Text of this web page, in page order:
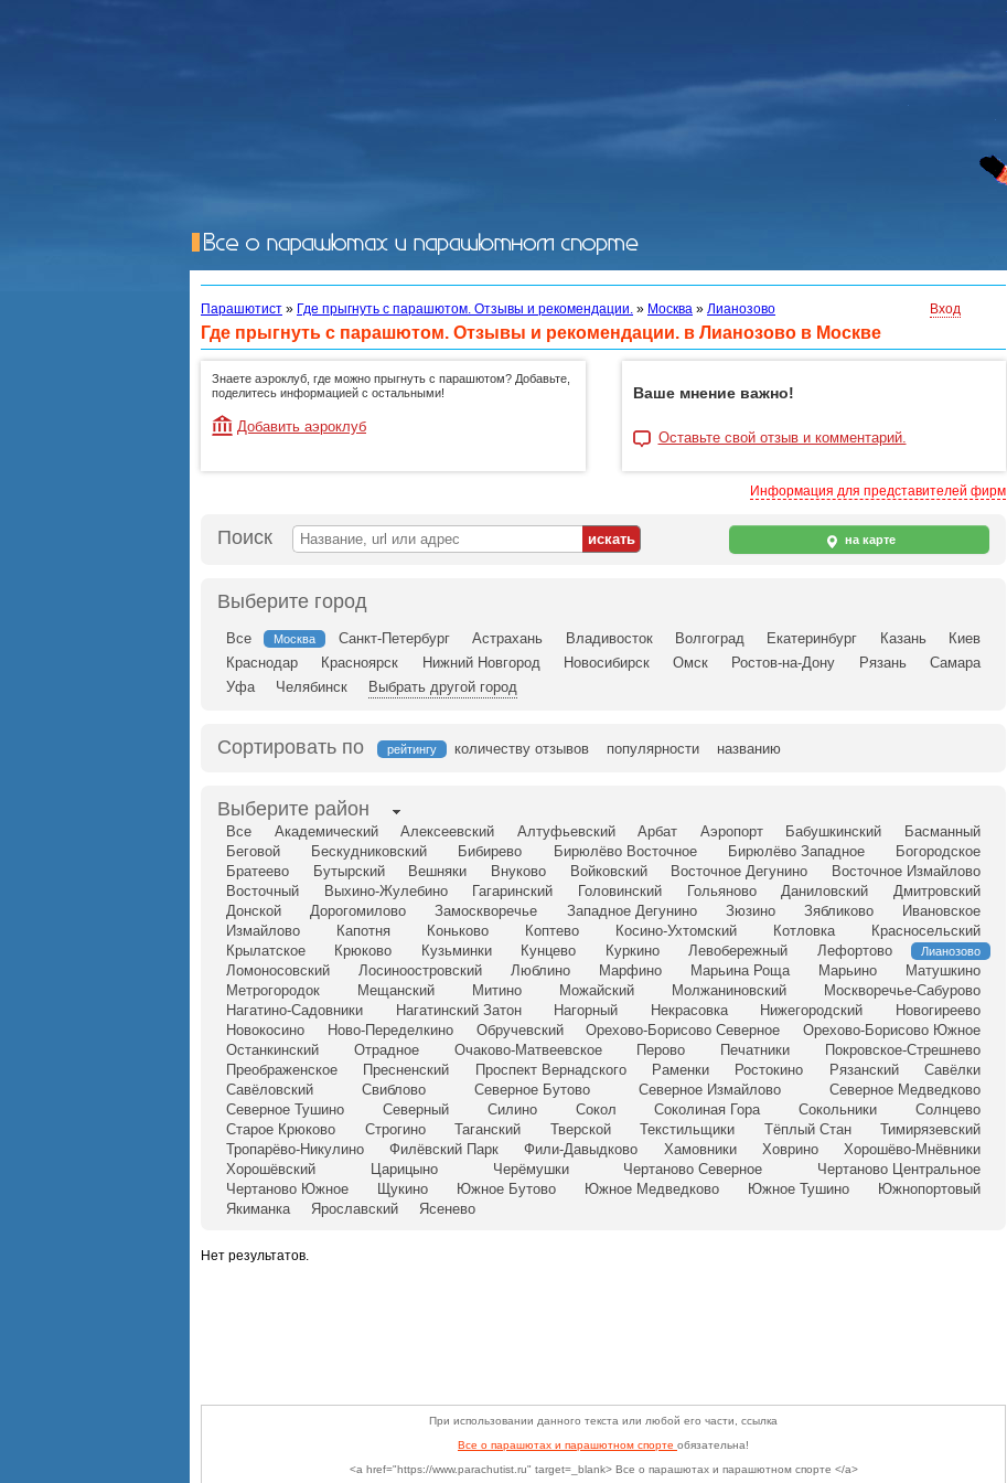
Парашютист » Где прыгнуть с парашютом. Отзывы и рекомендации. » Москва » Лианозово Вход
Где прыгнуть с парашютом. Отзывы и рекомендации. в Лианозово в Москве
Знаете аэроклуб, где можно прыгнуть с парашютом? Добавьте,
поделитесь информацией с остальными!
Добавить аэроклуб
Ваше мнение важно!
Оставьте свой отзыв и комментарий.
Информация для представителей фирм
Поиск на карте
Выберите город
Все Москва Санкт-Петербург Астрахань Владивосток Волгоград Екатеринбург Казань
Киев
Краснодар
Красноярск Нижний Новгород Новосибирск Омск Ростов-на-Дону Рязань
Самара
Уфа
Челябинск Выбрать другой город
Сортировать по рейтингу количеству отзывов популярности названию
Выберите район
Все Академический Алексеевский Алтуфьевский Арбат Аэропорт Бабушкинский
Басманный
Беговой
Бескудниковский Бибирево Бирюлёво Восточное Бирюлёво Западное
Богородское
Братеево
Бутырский Вешняки Внуково Войковский Восточное Дегунино
Восточное Измайлово
Восточный
Выхино-Жулебино Гагаринский Головинский Гольяново Даниловский
Дмитровский
Донской
Дорогомилово Замоскворечье Западное Дегунино Зюзино Зябликово
Ивановское
Измайлово
Капотня Коньково Коптево Косино-Ухтомский Котловка
Красносельский
Крылатское
Крюково Кузьминки Кунцево Куркино Левобережный Лефортово Лианозово
Ломоносовский Лосиноостровский Люблино Марфино Марьина Роща Марьино
Матушкино
Метрогородок
Мещанский Митино Можайский Молжаниновский
Москворечье-Сабурово
Нагатино-Садовники
Нагатинский Затон Нагорный Некрасовка Нижегородский
Новогиреево
Новокосино
Ново-Переделкино Обручевский Орехово-Борисово Северное
Орехово-Борисово Южное
Останкинский
Отрадное Очаково-Матвеевское Перово Печатники
Покровское-Стрешнево
Преображенское
Пресненский Проспект Вернадского Раменки Ростокино Рязанский
Савёлки
Савёловский
Свиблово Северное Бутово Северное Измайлово
Северное Медведково
Северное Тушино
Северный Силино Сокол Соколиная Гора Сокольники
Солнцево
Старое Крюково
Строгино Таганский Тверской Текстильщики Тёплый Стан
Тимирязевский
Тропарёво-Никулино
Филёвский Парк Фили-Давыдково Хамовники Ховрино
Хорошёво-Мнёвники
Хорошёвский
Царицыно Черёмушки Чертаново Северное
Чертаново Центральное
Чертаново Южное
Щукино Южное Бутово Южное Медведково Южное Тушино
Южнопортовый
Якиманка
Ярославский Ясенево
Нет результатов.
При использовании данного текста или любой его части, ссылка
Все о парашютах и парашютном спорте обязательна!
<a href="https://www.parachutist.ru" target=_blank> Все о парашютах и парашютном спорте </a>